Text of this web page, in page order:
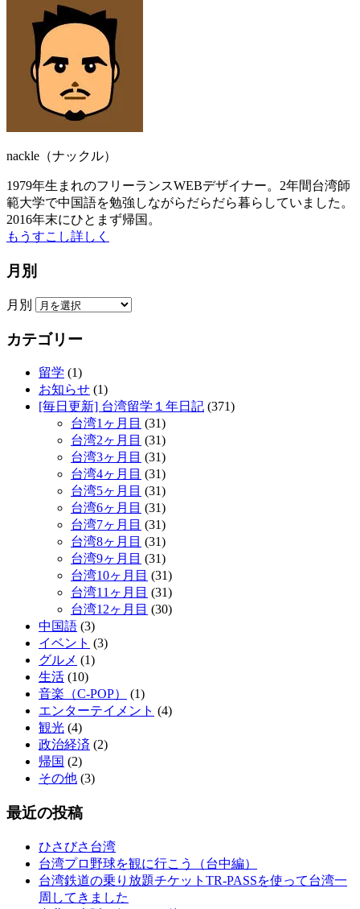
nackle（ナックル）
1979年生まれのフリーランスWEBデザイナー。2年間台湾師
範大学で中国語を勉強しながらだらだら暮らしていました。
2016年末にひとまず帰国。
もうすこし詳しく
月別
月別
カテゴリー
留学 (1)
お知らせ (1)
[毎日更新] 台湾留学１年日記 (371)
台湾1ヶ月目 (31)
台湾2ヶ月目 (31)
台湾3ヶ月目 (31)
台湾4ヶ月目 (31)
台湾5ヶ月目 (31)
台湾6ヶ月目 (31)
台湾7ヶ月目 (31)
台湾8ヶ月目 (31)
台湾9ヶ月目 (31)
台湾10ヶ月目 (31)
台湾11ヶ月目 (31)
台湾12ヶ月目 (30)
中国語 (3)
イベント (3)
グルメ (1)
生活 (10)
音楽（C-POP）
(1)
エンターテイメント (4)
観光 (4)
政治経済 (2)
帰国 (2)
その他 (3)
最近の投稿
ひさびさ台湾
台湾プロ野球を観に行こう（台中編）
台湾鉄道の乗り放題チケットTR-PASSを使って台湾一
周してきました